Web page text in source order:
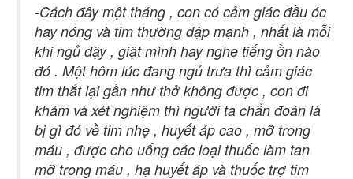
-Cách đây một tháng , con có cảm giác đầu óc
hay nóng và tim thường đập mạnh , nhất là mỗi
khi ngủ dậy , giật mình hay nghe tiếng ồn nào
đó . Một hôm lúc đang ngủ trưa thì cảm giác
tim thắt lại gần như thở không được , con đi
khám và xét nghiệm thì người ta chẩn đoán là
bị gì đó về tim nhẹ , huyết áp cao , mỡ trong
máu , được cho uống các loại thuốc làm tan
mỡ trong máu , hạ huyết áp và thuốc trợ tim